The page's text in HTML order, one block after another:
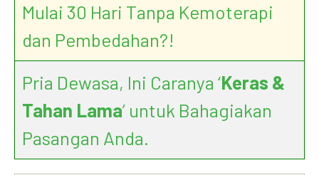
Mulai 30 Hari Tanpa Kemoterapi
dan Pembedahan?!
Pria Dewasa, Ini Caranya ‘Keras &
Tahan Lama’ untuk Bahagiakan
Pasangan Anda.